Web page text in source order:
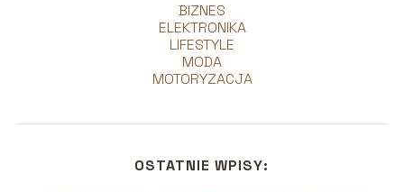
BIZNES
ELEKTRONIKA
LIFESTYLE
MODA
MOTORYZACJA
OSTATNIE WPISY: